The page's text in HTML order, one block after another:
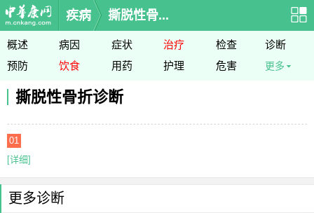
疾病 撕脱性骨...
概述 病因 症状 治疗 检查
诊断
预防
饮食 用药 护理 危害 更多
撕脱性骨折诊断
01
[详细]
更多诊断